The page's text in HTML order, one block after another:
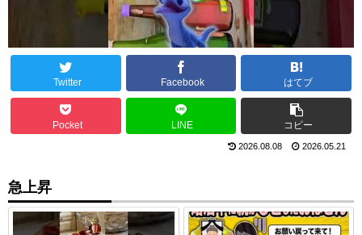
Twitter Facebook はてブ
Pocket LINE コピー
2026.08.08 2026.05.21
急上昇